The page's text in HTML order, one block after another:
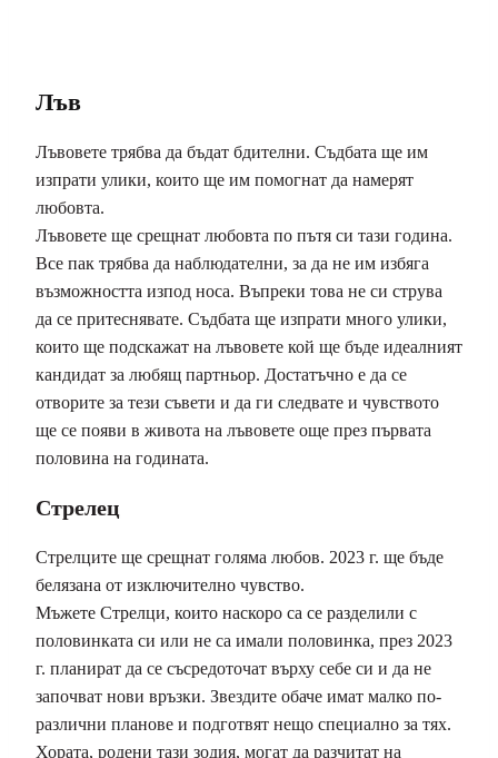
Лъв
Лъвовете трябва да бъдат бдителни. Съдбата ще им
изпрати улики, които ще им помогнат да намерят
любовта.
Лъвовете ще срещнат любовта по пътя си тази година.
Все пак трябва да наблюдателни, за да не им избяга
възможността изпод носа. Въпреки това не си струва
да се притеснявате. Съдбата ще изпрати много улики,
които ще подскажат на лъвовете кой ще бъде идеалният
кандидат за любящ партньор. Достатъчно е да се
отворите за тези съвети и да ги следвате и чувството
ще се появи в живота на лъвовете още през първата
половина на годината.
Стрелец
Стрелците ще срещнат голяма любов. 2023 г. ще бъде
белязана от изключително чувство.
Мъжете Стрелци, които наскоро са се разделили с
половинката си или не са имали половинка, през 2023
г. планират да се съсредоточат върху себе си и да не
започват нови връзки. Звездите обаче имат малко по-
различни планове и подготвят нещо специално за тях.
Хората, родени тази зодия, могат да разчитат на